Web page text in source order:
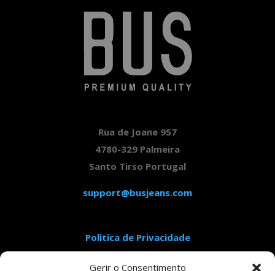
Gerir o Consentimento
Rua de Joane 957
4780-329 Palmeira
Santo Tirso Portugal
support@busjeans.com
Politica de Privacidade
Aviso Legal